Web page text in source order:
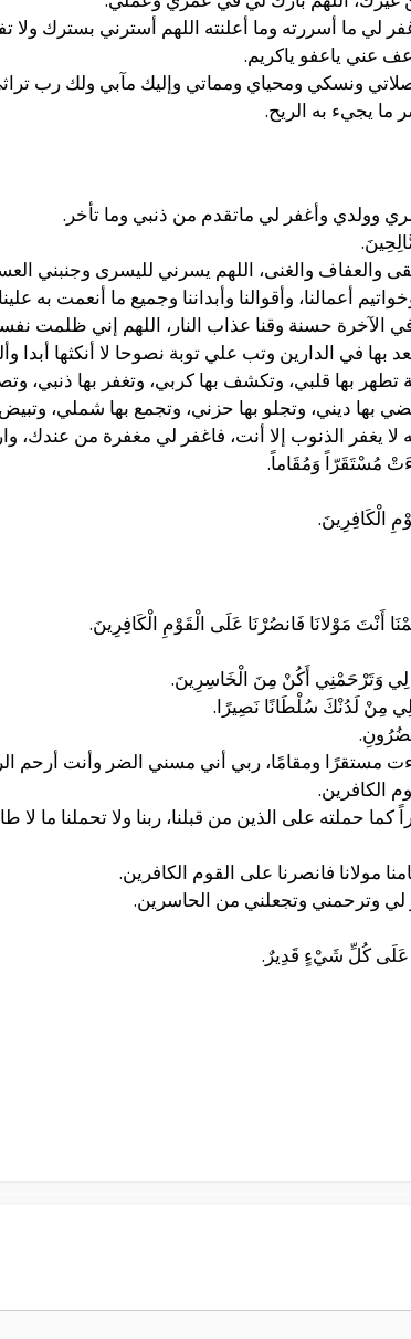
ما أسررته وما أعلنته اللهم أسترني بسترك
عني ياعفو ياكريم.
ونسكي ومحياي ومماتي وإليك مآبي ولك رب
ما يجيء به الريح.
وولدي وأغفر لي ماتقدم من ذنبي وما تأخر.
والعفاف والغنى، اللهم يسرني لليسرى وجنبني
أعمالنا، وأقوالنا وأبداننا وجميع ما أنعمت به
الآخرة حسنة وقنا عذاب النار، اللهم إني ظلمت
في الدارين وتب علي توبة نصوحا لا أنكثها أبدا
بها قلبي، وتكشف بها كربي، وتغفر بها ذنبي،
ديني، وتجلو بها حزني، وتجمع بها شملي،
يغفر الذنوب إلا أنت، فاغفر لي مغفرة من عندك،
مُسْتَقَرّاً وَمُقَاماً.
الْكَافِرِينَ.
أَنْتَ مَوْلانَا فَانصُرْنَا عَلَى الْقَوْمِ الْكَافِرِينَ.
لِي وَتَرْحَمْنِي أَكُنْ مِنَ الْخَاسِرِينَ.
لَدُنْكَ سُلْطَانًا نَصِيرًا.
مستقرًا ومقامًا، ربي أني مسني الضر وأنت أرحم
الكافرين.
كما حملته على الذين من قبلنا، ربنا ولا تحملنا ما لا
مولانا فانصرنا على القوم الكافرين.
لي وترحمني وتجعلني من الحاسرين.
عَلَى كُلِّ شَيْءٍ قَدِيرٌ.